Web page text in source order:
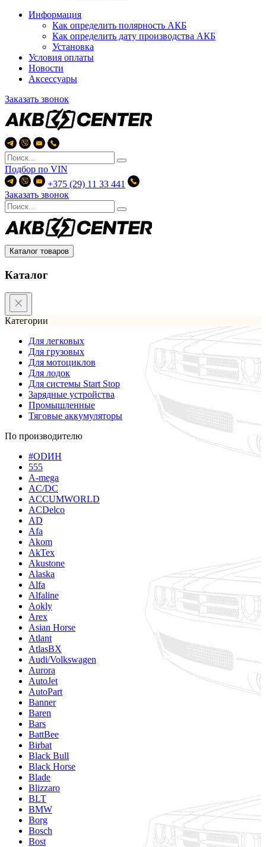
Информация
Как определить полярность АКБ
Как определить дату производства АКБ
Установка
Условия оплаты
Новости
Аксессуары
Заказать звонок
Подбор по VIN
+375 (29) 11 33 441
Заказать звонок
Каталог товаров
Каталог
Категории
Для легковых
Для грузовых
Для мотоциклов
Для лодок
Для системы Start Stop
Зарядные устройства
Промышленные
Тяговые аккумуляторы
По производителю
#ODИН
555
A-mega
AC/DC
ACCUMWORLD
ACDelco
AD
Afa
Akom
AkTex
Akustone
Alaska
Alfa
Alfaline
Aokly
Arex
Asian Horse
Atlant
AtlasBX
Audi/Volkswagen
Aurora
AutoJet
AutoPart
Banner
Baren
Bars
BattBee
Birbat
Black Bull
Black Horse
Blade
Blizzaro
BLT
BMW
Borg
Bosch
Bost